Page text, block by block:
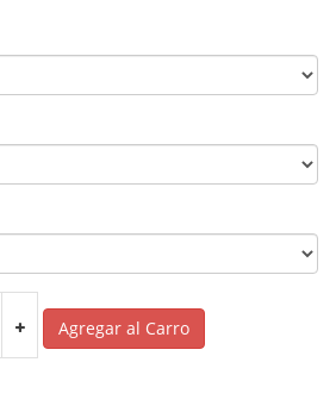
Agregar al Carro